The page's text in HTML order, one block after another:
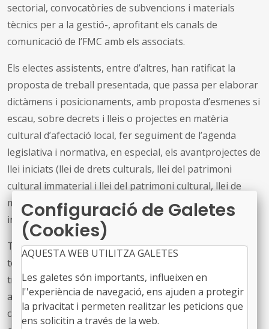
sectorial, convocatòries de subvencions i materials
tècnics per a la gestió-, aprofitant els canals de
comunicació de l’FMC amb els associats.
Els electes assistents, entre d’altres, han ratificat la
proposta de treball presentada, que passa per elaborar
dictàmens i posicionaments, amb proposta d’esmenes si
escau, sobre decrets i lleis o projectes en matèria
cultural d’afectació local, fer seguiment de l’agenda
legislativa i normativa, en especial, els avantprojectes de
llei iniciats (llei de drets culturals, llei del patrimoni
cultural immaterial i llei del patrimoni cultural, llei de
museus, llei d’arxius...), i mantenir relacions amb altres
interlocutors culturals del país.
També s’ha aprovat fer seguiment tant del foment del
teixit associatiu en el sector de la cultura popular i
tradicional com dels convenis marc signats per l’FMC
amb altres entitats relacionades amb la cultura. Alhora,
cal està amatent als models de procediments acordats i
Configuració de Galetes
(Cookies)
AQUESTA WEB UTILITZA GALETES
Les galetes són importants, influeixen en
l''experiència de navegació, ens ajuden a protegir
la privacitat i permeten realitzar les peticions que
ens solicitin a través de la web.